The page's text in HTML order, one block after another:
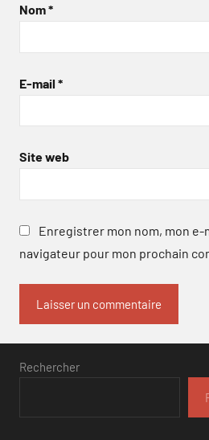
Nom*
E-mail *
Site web
Enregistrer mon nom, mon e-
navigateur pour mon prochain
Rechercher